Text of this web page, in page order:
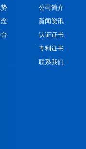
公司简介
新闻资讯
认证证书
专利证书
联系我们